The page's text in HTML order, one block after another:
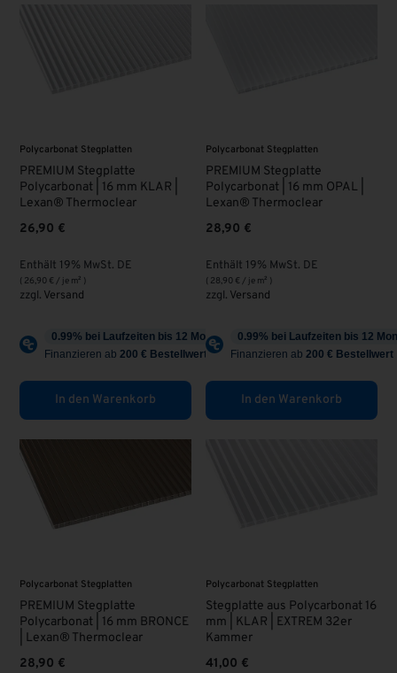
Polycarbonat Stegplatten
PREMIUM Stegplatte
Polycarbonat | 16 mm KLAR |
Lexan® Thermoclear
26,90 €
Enthält 19% MwSt. DE
( 26,90 € / je m² )
zzgl. Versand
In den Warenkorb
Polycarbonat Stegplatten
PREMIUM Stegplatte
Polycarbonat | 16 mm OPAL |
Lexan® Thermoclear
28,90 €
Enthält 19% MwSt. DE
( 28,90 € / je m² )
zzgl. Versand
In den Warenkorb
Polycarbonat Stegplatten
PREMIUM Stegplatte
Polycarbonat | 16 mm BRONCE
| Lexan® Thermoclear
28,90 €
Polycarbonat Stegplatten
Stegplatte aus Polycarbonat 16
mm | KLAR | EXTREM 32er
Kammer
41,00 €